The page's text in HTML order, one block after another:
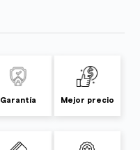
Garantía Mejor precio